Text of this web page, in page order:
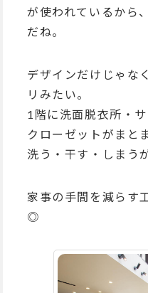
が使われているから
だね。
デザインだけじゃな
リみたい。
1階に洗面脱衣所・
クローゼットがまと
洗う・干す・しまう
家事の手間を減らす
◎